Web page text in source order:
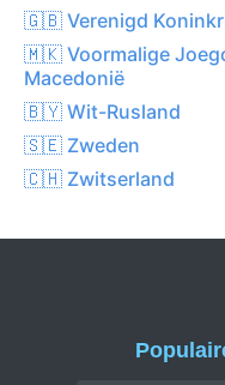
🇬🇧 Verenigd
🇲🇰 Voormalige
Macedonië
🇧🇾 Wit-Rusland
🇸🇪 Zweden
🇨🇭 Zwitserland